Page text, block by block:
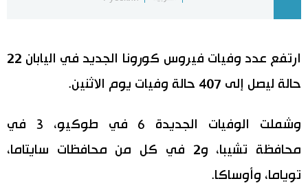
اليابان في فيديو
مانغا وأنيمي
علوم وتكنولوجيا
الأقسام
ارتفع عدد وفيات فيروس كورونا الجديد في اليابان 22
حالة ليصل إلى 407 حالة وفيات يوم الاثنين.
وشملت الوفيات الجديدة 6 في طوكيو، 3 في
محافظة تشيبا، و2 في كل من محافظات سايتاما،
توياما، وأوساكا.